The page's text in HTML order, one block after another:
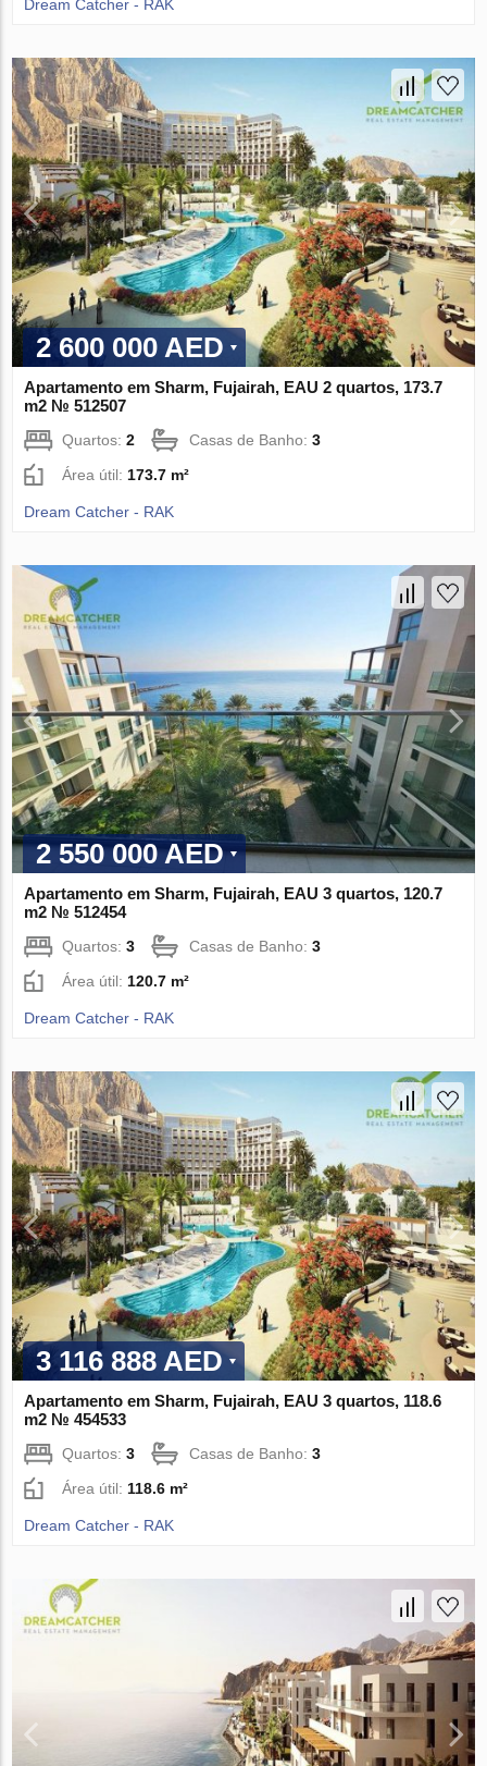
Dream Catcher - RAK
2 600 000 AED
Apartamento em Sharm, Fujairah, EAU 2 quartos, 173.7
m2 № 512507
Quartos:2 Casas de Banho:3
Área útil: 173.7 m²
Dream Catcher - RAK
2 550 000 AED
Apartamento em Sharm, Fujairah, EAU 3 quartos, 120.7
m2 № 512454
Quartos:3 Casas de Banho:3
Área útil:120.7 m²
Dream Catcher - RAK
3 116 888 AED
Apartamento em Sharm, Fujairah, EAU 3 quartos, 118.6
m2 № 454533
Quartos:3 Casas de Banho:3
Área útil: 118.6 m²
Dream Catcher - RAK